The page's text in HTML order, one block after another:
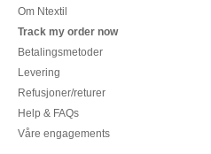
Om Ntextil
Track my order now
Betalingsmetoder
Levering
Refusjoner/returer
Help & FAQs
Våre engagements